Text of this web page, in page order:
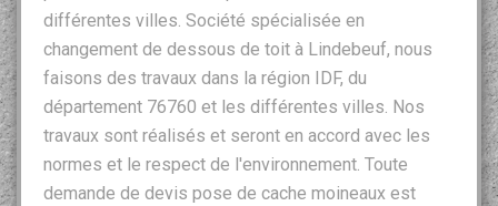
différentes villes. Société spécialisée en
changement de dessous de toit à Lindebeuf, nous
faisons des travaux dans la région IDF, du
département 76760 et les différentes villes. Nos
travaux sont réalisés et seront en accord avec les
normes et le respect de l'environnement. Toute
demande de devis pose de cache moineaux est